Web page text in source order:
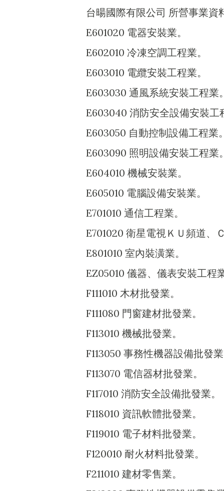
台暘國際有限公司 所營事業資
E601020 電器安裝業。
E602010 冷凍空調工程業。
E603010 電纜安裝工程業。
E603030 通風系統安裝工程業。
E603040 消防安全設備安裝工
E603050 自動控制設備工程業。
E603090 照明設備安裝工程業。
E604010 機械安裝業。
E605010 電腦設備安裝業。
E701010 通信工程業。
E701020 衛星電視ＫＵ頻道、
E801010 室內裝潢業。
EZ05010 儀器、儀表安裝工程業
F111010 木材批發業。
F111080 門窗建材批發業。
F113010 機械批發業。
F113050 事務性機器設備批發業
F113070 電信器材批發業。
F117010 消防安全設備批發業。
F118010 資訊軟體批發業。
F119010 電子材料批發業。
F120010 耐火材料批發業。
F211010 建材零售業。